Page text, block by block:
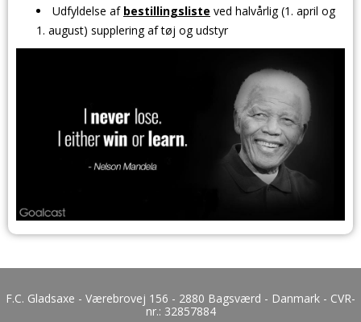
Udfyldelse af bestillingsliste ved halvårlig (1. april og
1. august) supplering af tøj og udstyr
F.C. Gladsaxe - Værebrovej 156 - 2880 Bagsværd - Danmark - CVR-
nr.: 32857884